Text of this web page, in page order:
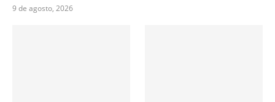
9 de agosto, 2026